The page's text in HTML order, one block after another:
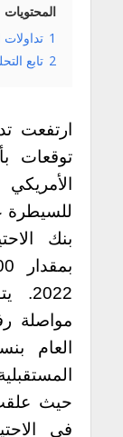
المحتويات
1 تداولات
2 تابع
توقعات
للسيطرة
بنك
مواصلة
حيث
في